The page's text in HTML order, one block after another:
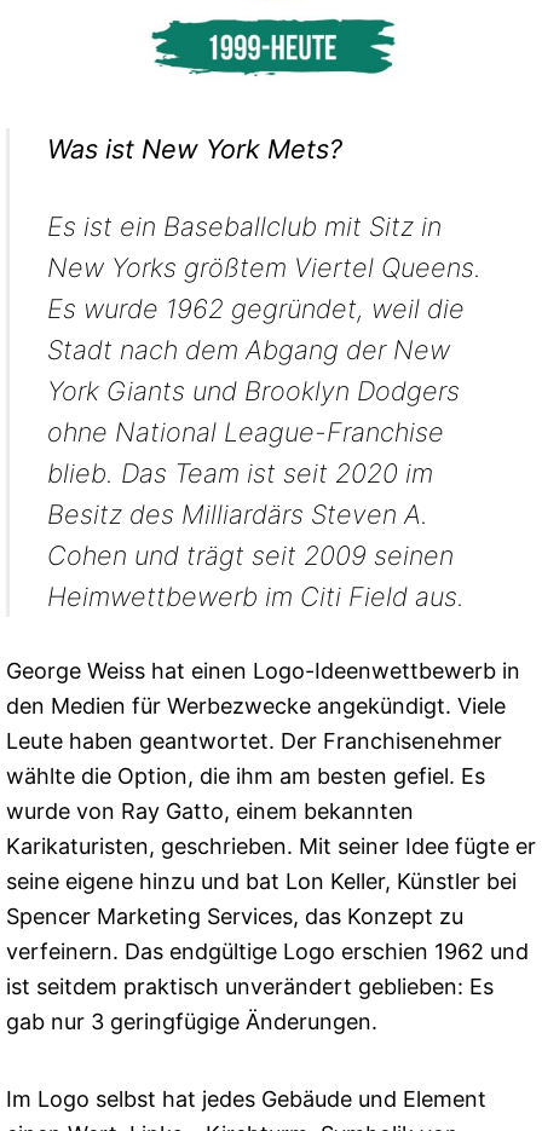
Was ist New York Mets?
Es ist ein Baseballclub mit Sitz in
New Yorks größtem Viertel Queens.
Es wurde 1962 gegründet, weil die
Stadt nach dem Abgang der New
York Giants und Brooklyn Dodgers
ohne National League-Franchise
blieb. Das Team ist seit 2020 im
Besitz des Milliardärs Steven A.
Cohen und trägt seit 2009 seinen
Heimwettbewerb im Citi Field aus.
George Weiss hat einen Logo-Ideenwettbewerb in
den Medien für Werbezwecke angekündigt. Viele
Leute haben geantwortet. Der Franchisenehmer
wählte die Option, die ihm am besten gefiel. Es
wurde von Ray Gatto, einem bekannten
Karikaturisten, geschrieben. Mit seiner Idee fügte er
seine eigene hinzu und bat Lon Keller, Künstler bei
Spencer Marketing Services, das Konzept zu
verfeinern. Das endgültige Logo erschien 1962 und
ist seitdem praktisch unverändert geblieben: Es
gab nur 3 geringfügige Änderungen.
Im Logo selbst hat jedes Gebäude und Element